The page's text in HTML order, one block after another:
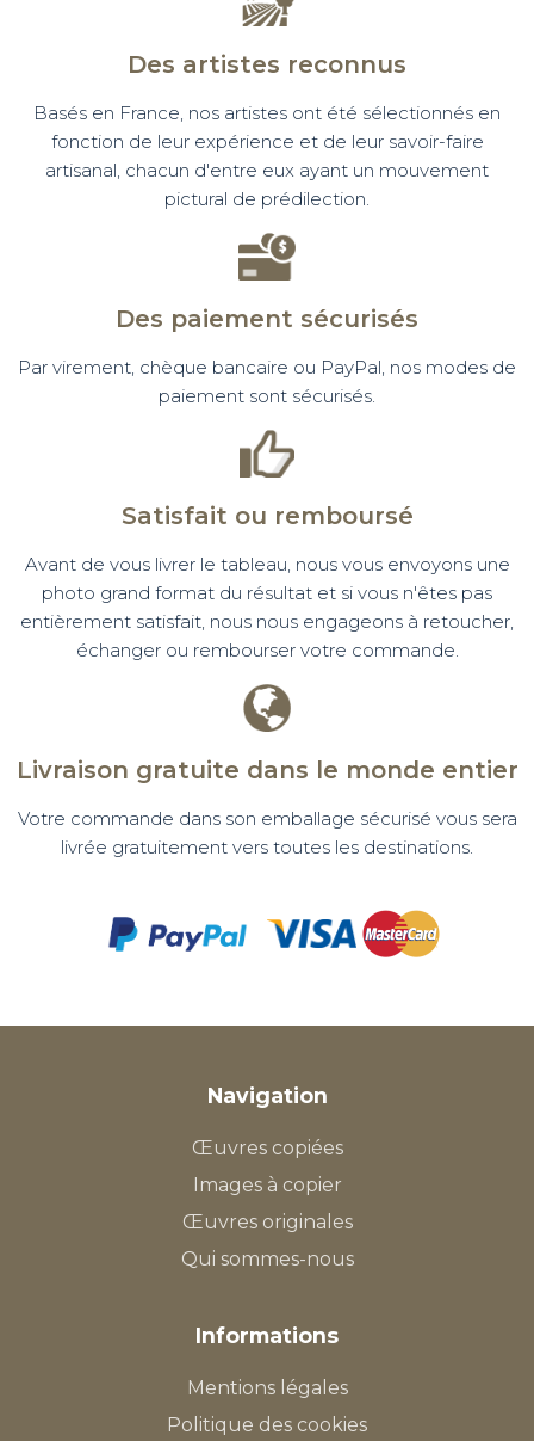
Des artistes reconnus
Basés en France, nos artistes ont été sélectionnés en
fonction de leur expérience et de leur savoir-faire
artisanal, chacun d'entre eux ayant un mouvement
pictural de prédilection.
Des paiement sécurisés
Par virement, chèque bancaire ou PayPal, nos modes de
paiement sont sécurisés.
Satisfait ou remboursé
Avant de vous livrer le tableau, nous vous envoyons une
photo grand format du résultat et si vous n'êtes pas
entièrement satisfait, nous nous engageons à retoucher,
échanger ou rembourser votre commande.
Livraison gratuite dans le monde entier
Votre commande dans son emballage sécurisé vous sera
livrée gratuitement vers toutes les destinations.
Navigation
Œuvres copiées
Images à copier
Œuvres originales
Qui sommes-nous
Informations
Mentions légales
Politique des cookies